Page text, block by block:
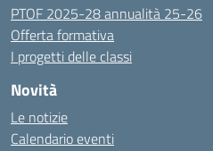
PTOF 2025-28 annualità 25-26
Offerta formativa
I progetti delle classi
Novità
Le notizie
Calendario eventi